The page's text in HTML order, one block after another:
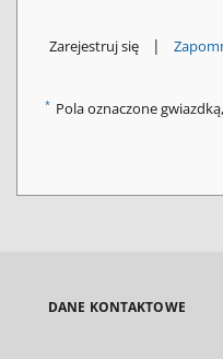
Zarejestruj się |
* Pola oznaczone
DANE KONTAKTOWE